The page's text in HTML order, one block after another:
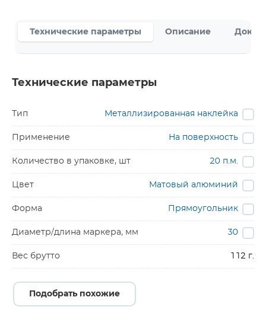
Технические параметры Описание
Технические параметры
Тип Металлизированная наклейка
Применение На поверхность
Количество в упаковке, шт 20 п.м.
Цвет Матовый алюминий
Форма Прямоугольник
Диаметр/длина маркера, мм 30
Вес брутто 112 г.
Подобрать похожие